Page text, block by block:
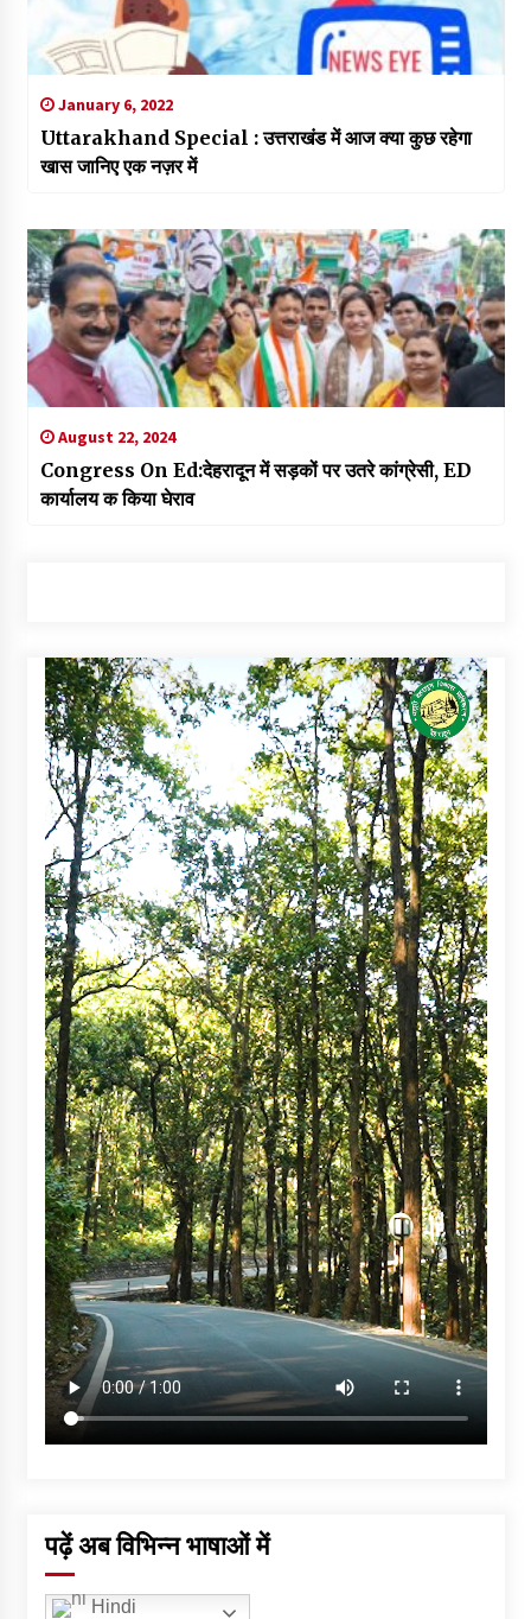
January 6, 2022
Uttarakhand Special : उत्तराखंड में आज क्या कुछ रहेगा
खास जानिए एक नज़र में
August 22, 2024
Congress On Ed:देहरादून में सड़कों पर उतरे कांग्रेसी, ED
कार्यालय क किया घेराव
पढ़ें अब विभिन्न भाषाओं में
Hindi